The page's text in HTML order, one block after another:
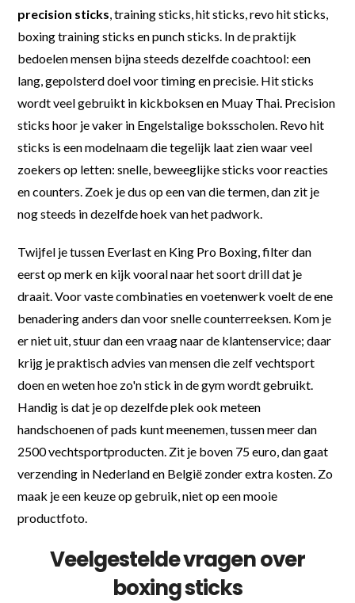
precision sticks, training sticks, hit sticks, revo hit sticks,
boxing training sticks en punch sticks. In de praktijk
bedoelen mensen bijna steeds dezelfde coachtool: een
lang, gepolsterd doel voor timing en precisie. Hit sticks
wordt veel gebruikt in kickboksen en Muay Thai. Precision
sticks hoor je vaker in Engelstalige boksscholen. Revo hit
sticks is een modelnaam die tegelijk laat zien waar veel
zoekers op letten: snelle, beweeglijke sticks voor reacties
en counters. Zoek je dus op een van die termen, dan zit je
nog steeds in dezelfde hoek van het padwork.
Twijfel je tussen Everlast en King Pro Boxing, filter dan
eerst op merk en kijk vooral naar het soort drill dat je
draait. Voor vaste combinaties en voetenwerk voelt de ene
benadering anders dan voor snelle counterreeksen. Kom je
er niet uit, stuur dan een vraag naar de klantenservice; daar
krijg je praktisch advies van mensen die zelf vechtsport
doen en weten hoe zo'n stick in de gym wordt gebruikt.
Handig is dat je op dezelfde plek ook meteen
handschoenen of pads kunt meenemen, tussen meer dan
2500 vechtsportproducten. Zit je boven 75 euro, dan gaat
verzending in Nederland en België zonder extra kosten. Zo
maak je een keuze op gebruik, niet op een mooie
productfoto.
Veelgestelde vragen over
boxing sticks